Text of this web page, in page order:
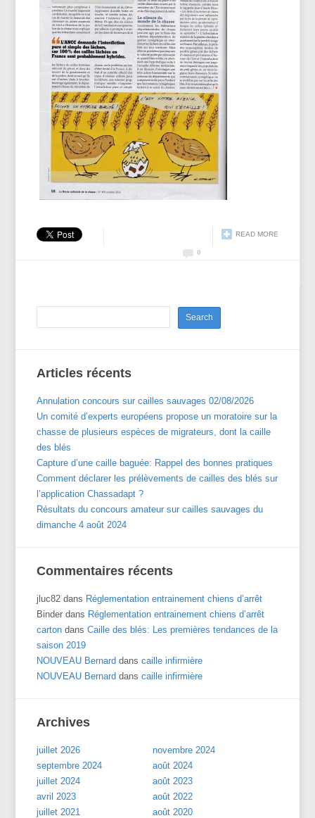
READ MORE
0
Articles récents
Annulation concours sur cailles sauvages 02/08/2026
Un comité d’experts européens propose un moratoire sur la
chasse de plusieurs espèces de migrateurs, dont la caille
des blés
Capture d’une caille baguée: Rappel des bonnes pratiques
Comment déclarer les prélèvements de cailles des blés sur
l’application Chassadapt ?
Résultats du concours amateur sur cailles sauvages du
dimanche 4 août 2024
Commentaires récents
jluc82 dans Réglementation entrainement chiens d’arrêt
Binder dans Réglementation entrainement chiens d’arrêt
carton dansCaille des blés: Les premières tendances de la
saison 2019
NOUVEAU Bernard danscaille infirmière
NOUVEAU Bernard danscaille infirmière
Archives
juillet 2026
novembre 2024
septembre 2024
août 2024
juillet 2024
août 2023
avril 2023
août 2022
juillet 2021
août 2020